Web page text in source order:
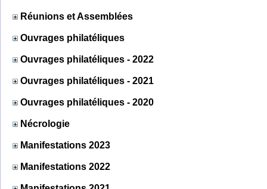
Réunions et Assemblées
Ouvrages philatéliques
Ouvrages philatéliques - 2022
Ouvrages philatéliques - 2021
Ouvrages philatéliques - 2020
Nécrologie
Manifestations 2023
Manifestations 2022